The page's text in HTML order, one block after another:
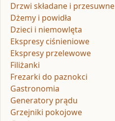
Drzwi składane i przesuwne
Dżemy i powidła
Dzieci i niemowlęta
Ekspresy ciśnieniowe
Ekspresy przelewowe
Filiżanki
Frezarki do paznokci
Gastronomia
Generatory prądu
Grzejniki pokojowe